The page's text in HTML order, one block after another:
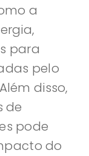
a
para
pelo
disso,
de
pode
do